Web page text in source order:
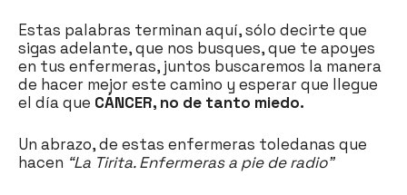
Estas palabras terminan aquí, sólo decirte que
sigas adelante, que nos busques, que te apoyes
en tus enfermeras, juntos buscaremos la manera
de hacer mejor este camino y esperar que llegue
el día que CÁNCER, no de tanto miedo.
Un abrazo, de estas enfermeras toledanas que
hacen “La Tirita. Enfermeras a pie de radio”